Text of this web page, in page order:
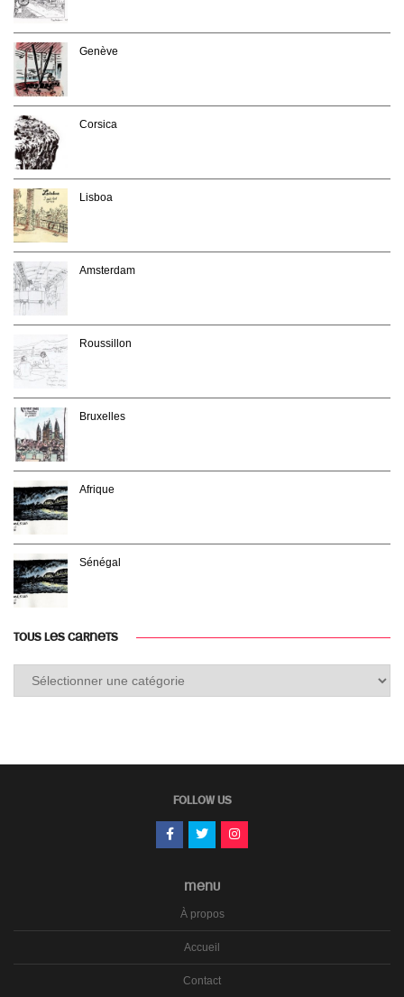
Genève
Corsica
Lisboa
Amsterdam
Roussillon
Bruxelles
Afrique
Sénégal
TOUS LES CARNETS
FOLLOW US
MENU
À propos
Accueil
Contact